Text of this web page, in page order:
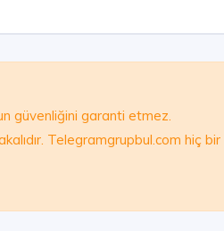
güvenliğini garanti etmez.
Telegramgrupbul.com hiç bir